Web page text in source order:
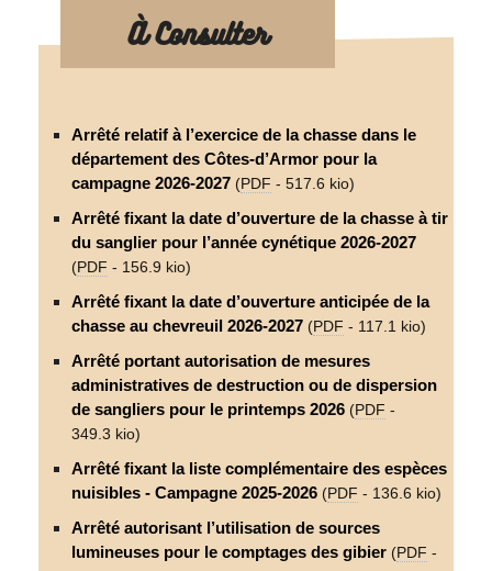
À Consulter
Arrêté relatif à l’exercice de la chasse dans le
département des Côtes-d’Armor pour la
campagne 2026-2027 (PDF - 517.6 kio)
Arrêté fixant la date d’ouverture de la chasse à tir
du sanglier pour l’année cynétique 2026-2027
(PDF - 156.9 kio)
Arrêté fixant la date d’ouverture anticipée de la
chasse au chevreuil 2026-2027 (PDF - 117.1 kio)
Arrêté portant autorisation de mesures
administratives de destruction ou de dispersion
de sangliers pour le printemps 2026 (PDF -
349.3 kio)
Arrêté fixant la liste complémentaire des espèces
nuisibles - Campagne 2025-2026 (PDF - 136.6 kio)
Arrêté autorisant l’utilisation de sources
lumineuses pour le comptages des gibier (PDF -